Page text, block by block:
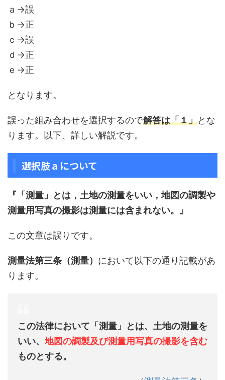
ａ→誤
ｂ→正
ｃ→誤
ｄ→正
ｅ→正
となります。
誤った組み合わせを選択するので解答は「１」とな
ります。以下、詳しい解説です。
選択肢ａについて
『「測量」とは，土地の測量をいい，地図の調製や
測量用写真の撮影は測量には含まれない。』
この文章は誤りです。
測量法第三条（測量） において以下の通り記載があ
ります。
この法律において「測量」とは、土地の測量を
いい、地図の調製及び測量用写真の撮影を含む
ものとする。